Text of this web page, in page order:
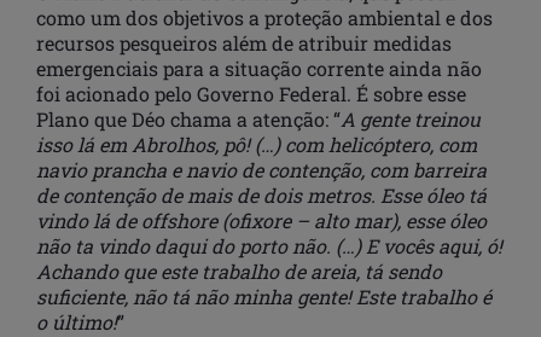
como um dos objetivos a proteção ambiental e dos
recursos pesqueiros além de atribuir medidas
emergenciais para a situação corrente ainda não
foi acionado pelo Governo Federal. É sobre esse
Plano que Déo chama a atenção: “A gente treinou
isso lá em Abrolhos, pô! (…) com helicóptero, com
navio prancha e navio de contenção, com barreira
de contenção de mais de dois metros. Esse óleo tá
vindo lá de offshore (ofixore – alto mar), esse óleo
não ta vindo daqui do porto não. (…) E vocês aqui, ó!
Achando que este trabalho de areia, tá sendo
suficiente, não tá não minha gente! Este trabalho é
o último!”